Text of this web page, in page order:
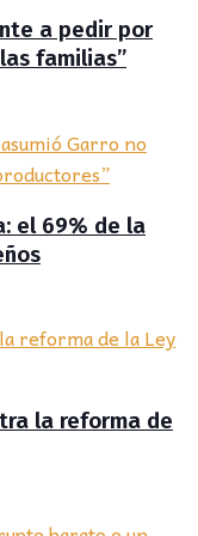
a pedir por
familias”
el 69% de la
la reforma de